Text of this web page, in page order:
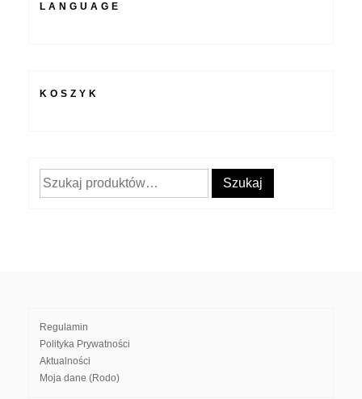
LANGUAGE
KOSZYK
Szukaj: Szukaj
Regulamin
Polityka Prywatności
Aktualności
Moja dane (Rodo)